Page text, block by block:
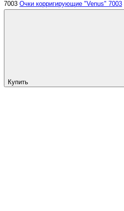
7003 Очки корригирующие "Venus" 7003
Купить